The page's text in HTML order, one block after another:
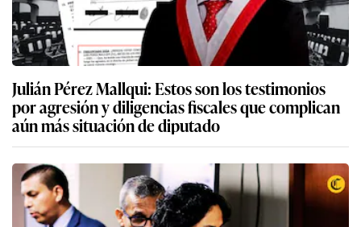
Julián Pérez Mallqui: Estos son los testimonios
por agresión y diligencias fiscales que complican
aún más situación de diputado